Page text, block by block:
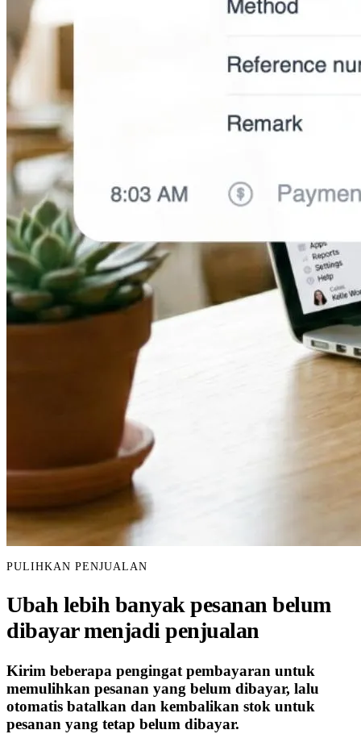
PULIHKAN PENJUALAN
Ubah lebih banyak pesanan belum
dibayar menjadi penjualan
Kirim beberapa pengingat pembayaran untuk
memulihkan pesanan yang belum dibayar, lalu
otomatis batalkan dan kembalikan stok untuk
pesanan yang tetap belum dibayar.